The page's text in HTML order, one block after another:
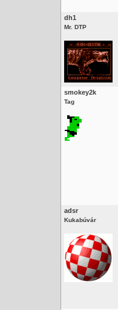
dh1
Mr. DTP
smokey2k
Tag
adsr
Kukabúvár